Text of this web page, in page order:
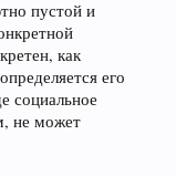
пустой и
как
его
социальное
не может